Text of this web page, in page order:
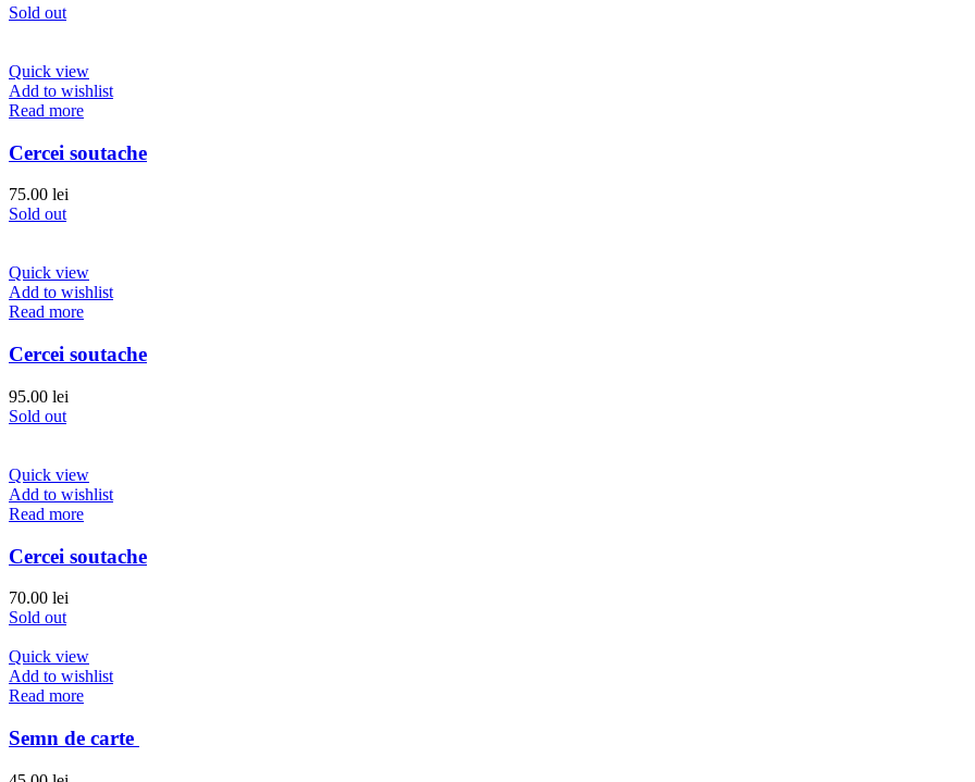
Sold out
Quick view
Add to wishlist
Read more
Cercei soutache
75.00 lei
Sold out
Quick view
Add to wishlist
Read more
Cercei soutache
95.00 lei
Sold out
Quick view
Add to wishlist
Read more
Cercei soutache
70.00 lei
Sold out
Quick view
Add to wishlist
Read more
Semn de carte